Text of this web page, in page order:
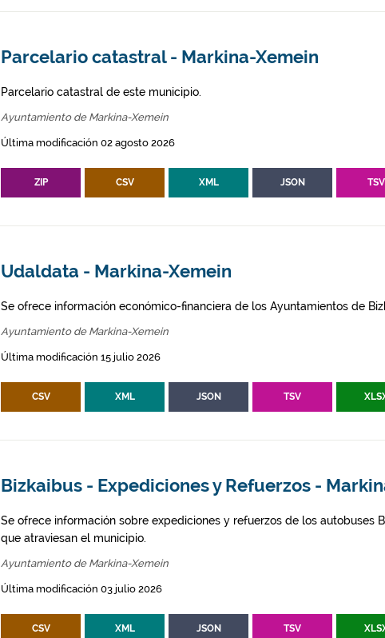
Parcelario catastral - Markina-Xemein
Parcelario catastral de este municipio.
Ayuntamiento de Markina-Xemein
Última modificación 02 agosto 2026
ZIP CSV XML JSON TSV
Udaldata - Markina-Xemein
Se ofrece información económico-financiera de los Ayuntamientos de
Ayuntamiento de Markina-Xemein
Última modificación 15 julio 2026
CSV XML JSON TSV
Bizkaibus - Expediciones y Refuerzos -
Se ofrece información sobre expediciones y refuerzos de los autobuses
que atraviesan el municipio.
Ayuntamiento de Markina-Xemein
Última modificación 03 julio 2026
CSV XML JSON TSV